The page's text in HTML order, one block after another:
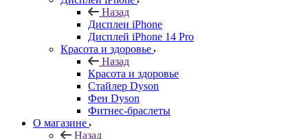
Назад
Дисплеи iPhone
Дисплей iPhone 14 Pro
Красота и здоровье
Назад
Красота и здоровье
Стайлер Dyson
Фен Dyson
Фитнес-браслеты
О магазине
Назад